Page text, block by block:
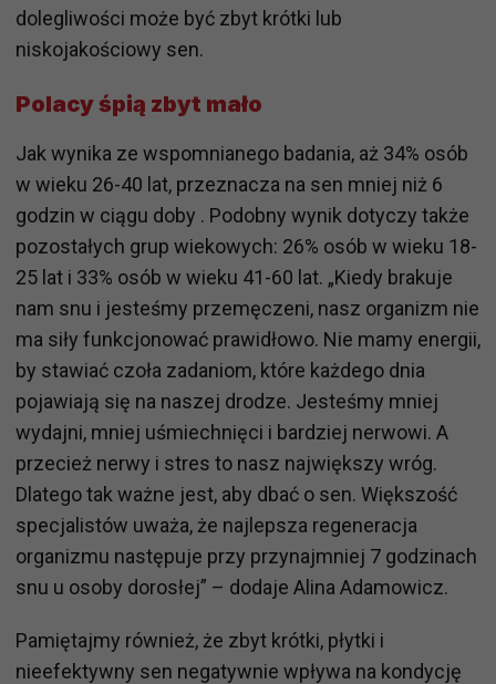
dolegliwości może być zbyt krótki lub
niskojakościowy sen.
Polacy śpią zbyt mało
Jak wynika ze wspomnianego badania, aż 34% osób
w wieku 26-40 lat, przeznacza na sen mniej niż 6
godzin w ciągu doby . Podobny wynik dotyczy także
pozostałych grup wiekowych: 26% osób w wieku 18-
25 lat i 33% osób w wieku 41-60 lat. „Kiedy brakuje
nam snu i jesteśmy przemęczeni, nasz organizm nie
ma siły funkcjonować prawidłowo. Nie mamy energii,
by stawiać czoła zadaniom, które każdego dnia
pojawiają się na naszej drodze. Jesteśmy mniej
wydajni, mniej uśmiechnięci i bardziej nerwowi. A
przecież nerwy i stres to nasz największy wróg.
Dlatego tak ważne jest, aby dbać o sen. Większość
specjalistów uważa, że najlepsza regeneracja
organizmu następuje przy przynajmniej 7 godzinach
snu u osoby dorosłej” – dodaje Alina Adamowicz.
Pamiętajmy również, że zbyt krótki, płytki i
nieefektywny sen negatywnie wpływa na kondycję